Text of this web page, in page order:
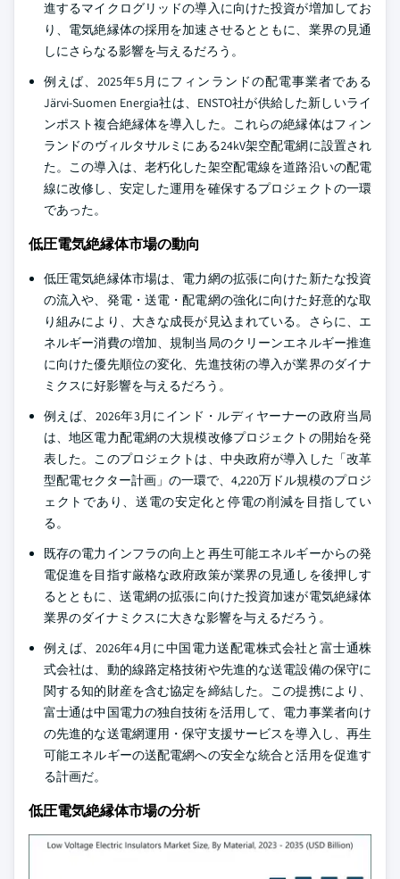
進するマイクログリッドの導入に向けた投資が増加してお
り、電気絶縁体の採用を加速させるとともに、業界の見通
しにさらなる影響を与えるだろう。
例えば、2025年5月にフィンランドの配電事業者である
Järvi-Suomen Energia社は、ENSTO社が供給した新しいライ
ンポスト複合絶縁体を導入した。これらの絶縁体はフィン
ランドのヴィルタサルミにある24kV架空配電網に設置され
た。この導入は、老朽化した架空配電線を道路沿いの配電
線に改修し、安定した運用を確保するプロジェクトの一環
であった。
低圧電気絶縁体市場の動向
低圧電気絶縁体市場は、電力網の拡張に向けた新たな投資
の流入や、発電・送電・配電網の強化に向けた好意的な取
り組みにより、大きな成長が見込まれている。さらに、エ
ネルギー消費の増加、規制当局のクリーンエネルギー推進
に向けた優先順位の変化、先進技術の導入が業界のダイナ
ミクスに好影響を与えるだろう。
例えば、2026年3月にインド・ルディヤーナーの政府当局
は、地区電力配電網の大規模改修プロジェクトの開始を発
表した。このプロジェクトは、中央政府が導入した「改革
型配電セクター計画」の一環で、4,220万ドル規模のプロジ
ェクトであり、送電の安定化と停電の削減を目指してい
る。
既存の電力インフラの向上と再生可能エネルギーからの発
電促進を目指す厳格な政府政策が業界の見通しを後押しす
るとともに、送電網の拡張に向けた投資加速が電気絶縁体
業界のダイナミクスに大きな影響を与えるだろう。
例えば、2026年4月に中国電力送配電株式会社と富士通株
式会社は、動的線路定格技術や先進的な送電設備の保守に
関する知的財産を含む協定を締結した。この提携により、
富士通は中国電力の独自技術を活用して、電力事業者向け
の先進的な送電網運用・保守支援サービスを導入し、再生
可能エネルギーの送配電網への安全な統合と活用を促進す
る計画だ。
低圧電気絶縁体市場の分析